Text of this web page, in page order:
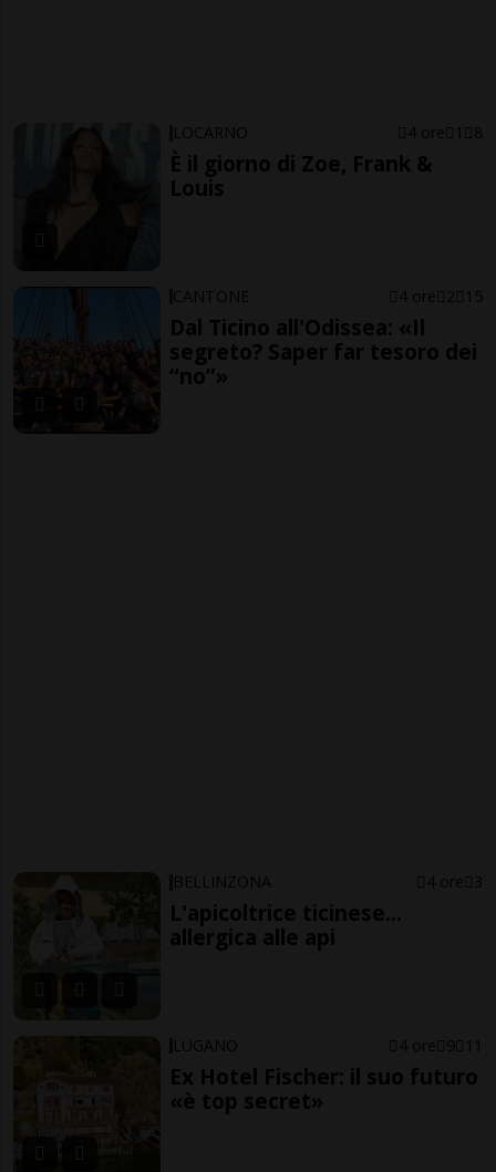
LOCARNO 4 ore 1 8
È il giorno di Zoe, Frank &
Louis
CANTONE 4 ore 2 15
Dal Ticino all'Odissea: «Il
segreto? Saper far tesoro dei
“no”»
BELLINZONA 4 ore 3
L'apicoltrice ticinese...
allergica alle api
LUGANO 4 ore 9 11
Ex Hotel Fischer: il suo futuro
«è top secret»